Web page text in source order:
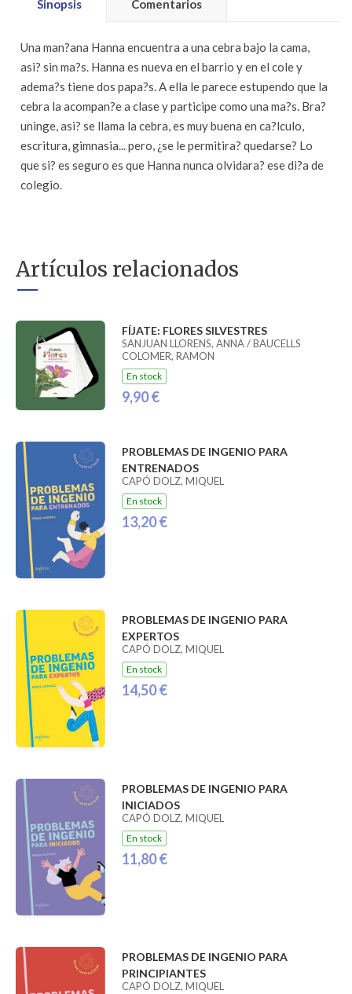
Sinopsis Comentarios
Una man?ana Hanna encuentra a una cebra bajo la cama,
asi? sin ma?s. Hanna es nueva en el barrio y en el cole y
adema?s tiene dos papa?s. A ella le parece estupendo que la
cebra la acompan?e a clase y participe como una ma?s. Bra?
uninge, asi? se llama la cebra, es muy buena en ca?lculo,
escritura, gimnasia... pero, ¿se le permitira? quedarse? Lo
que si? es seguro es que Hanna nunca olvidara? ese di?a de
colegio.
Artículos relacionados
FÍJATE: FLORES SILVESTRES
SANJUAN LLORENS, ANNA / BAUCELLS
COLOMER, RAMON
En stock
9,90 €
PROBLEMAS DE INGENIO PARA
ENTRENADOS
CAPÓ DOLZ, MIQUEL
En stock
13,20 €
PROBLEMAS DE INGENIO PARA
EXPERTOS
CAPÓ DOLZ, MIQUEL
En stock
14,50 €
PROBLEMAS DE INGENIO PARA
INICIADOS
CAPÓ DOLZ, MIQUEL
En stock
11,80 €
PROBLEMAS DE INGENIO PARA
PRINCIPIANTES
CAPÓ DOLZ, MIQUEL